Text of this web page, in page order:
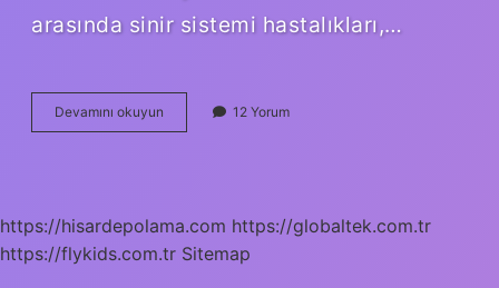
arasında sinir sistemi hastalıkları,…
Devamını okuyun
aksak
12 Yorum
https://hisardepolama.com https://globaltek.com.tr
https://flykids.com.tr Sitemap